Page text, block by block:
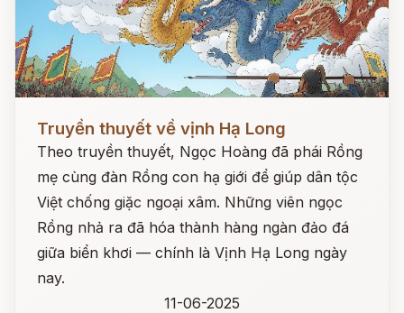
Đọc ngay
Truyền thuyết về vịnh Hạ Long
Theo truyền thuyết, Ngọc Hoàng đã phái Rồng
mẹ cùng đàn Rồng con hạ giới để giúp dân tộc
Việt chống giặc ngoại xâm. Những viên ngọc
Rồng nhả ra đã hóa thành hàng ngàn đảo đá
giữa biển khơi — chính là Vịnh Hạ Long ngày
nay.
11-06-2025